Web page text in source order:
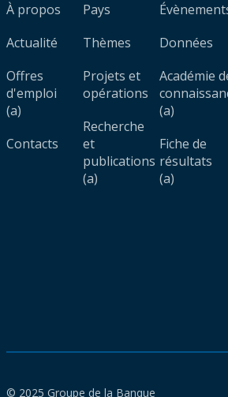
À propos
Actualité
Offres
d'emploi
(a)
Contacts
Pays
Thèmes
Projets et
opérations
Recherche
et
publications
(a)
Données
Académie
(a)
Fiche de
résultats
(a)
© 2025 Groupe de la Banque